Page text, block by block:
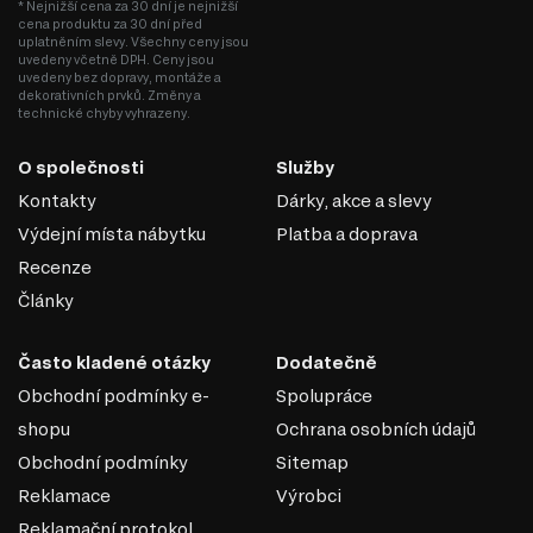
* Nejnižší cena za 30 dní je nejnižší
cena produktu za 30 dní před
uplatněním slevy. Všechny ceny jsou
uvedeny včetně DPH. Ceny jsou
uvedeny bez dopravy, montáže a
dekorativních prvků. Změny a
technické chyby vyhrazeny.
O společnosti
Kontakty
Výdejní místa nábytku
Recenze
Články
Služby
Dárky, akce a slevy
Platba a doprava
Často kladené otázky
Obchodní podmínky e-
shopu
Obchodní podmínky
Reklamace
Reklamační protokol
Dodatečně
Spolupráce
Ochrana osobních údajů
Sitemap
Výrobci